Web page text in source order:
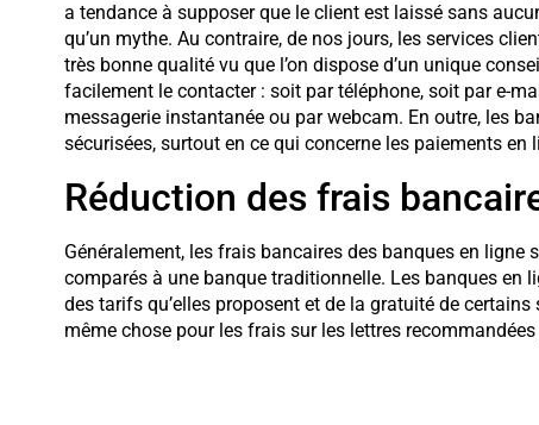
a tendance à supposer que le client est laissé sans
qu’un mythe. Au contraire, de nos jours, les services
très bonne qualité vu que l’on dispose d’un unique
facilement le contacter : soit par téléphone, soit par e-
messagerie instantanée ou par webcam. En outre, les
sécurisées, surtout en ce qui concerne les paiements en
Réduction des frais
Généralement, les frais bancaires des banques en
comparés à une banque traditionnelle. Les banques en
des tarifs qu’elles proposent et de la gratuité de
même chose pour les frais sur les lettres